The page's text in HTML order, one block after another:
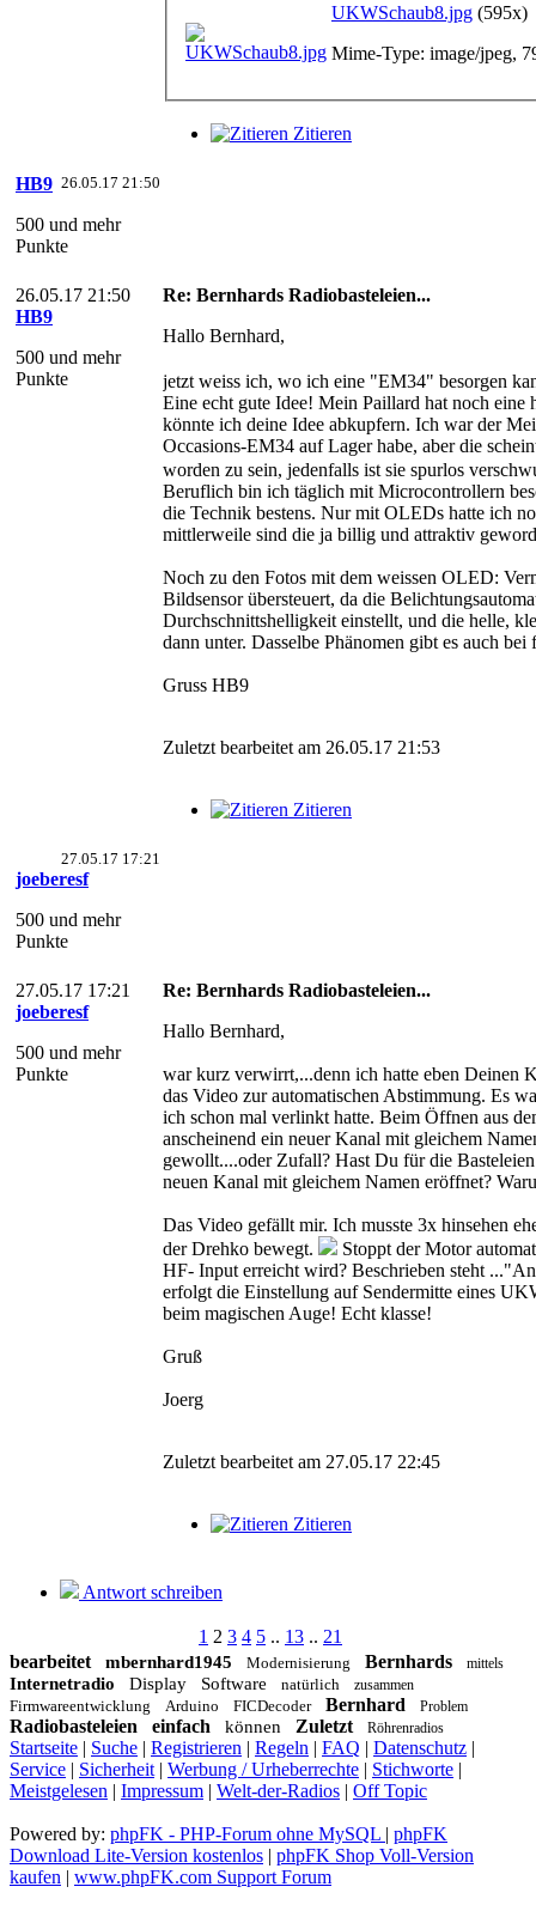
UKWSchaub8.jpg (595x)
Mime-Type: image/jpeg,
Zitieren
26.05.17 21:50
HB9
500 und mehr
Punkte
26.05.17 21:50
HB9
500 und mehr
Punkte
Re: Bernhards Radiobasteleien...
Hallo Bernhard,
jetzt weiss ich, wo ich eine "EM34" besorgen
Eine echt gute Idee! Mein Paillard hat noch eine
könnte ich deine Idee abkupfern. Ich war der
Occasions-EM34 auf Lager habe, aber die
worden zu sein, jedenfalls ist sie spurlos
Beruflich bin ich täglich mit Microcontrollern
die Technik bestens. Nur mit OLEDs hatte ich
mittlerweile sind die ja billig und attraktiv
Noch zu den Fotos mit dem weissen OLED:
Bildsensor übersteuert, da die
Durchschnittshelligkeit einstellt, und die helle,
dann unter. Dasselbe Phänomen gibt es auch
Gruss HB9
Zuletzt bearbeitet am 26.05.17 21:53
Zitieren
27.05.17 17:21
joeberesf
500 und mehr
Punkte
27.05.17 17:21
joeberesf
500 und mehr
Punkte
Re: Bernhards Radiobasteleien...
Hallo Bernhard,
war kurz verwirrt,...denn ich hatte eben Deinen
das Video zur automatischen Abstimmung. Es
ich schon mal verlinkt hatte. Beim Öffnen aus
anscheinend ein neuer Kanal mit gleichem
gewollt....oder Zufall? Hast Du für die
neuen Kanal mit gleichem Namen eröffnet?
Das Video gefällt mir. Ich musste 3x hinsehen
der Drehko bewegt.
Stoppt der Motor
HF- Input erreicht wird? Beschrieben steht
erfolgt die Einstellung auf Sendermitte eines
beim magischen Auge! Echt klasse!
Gruß
Joerg
Zuletzt bearbeitet am 27.05.17 22:45
Zitieren
Antwort schreiben
1 2 3 4 5 .. 13 .. 21
bearbeitet
mbernhard1945 Modernisierung Bernhards mittels
Internetradio Display Software natürlich zusammen
Firmwareentwicklung Arduino FICDecoder Bernhard Problem
Radiobasteleien einfach können Zuletzt Röhrenradios
Startseite | Suche | Registrieren | Regeln | FAQ | Datenschutz |
Service | Sicherheit | Werbung / Urheberrechte | Stichworte |
Meistgelesen | Impressum | Welt-der-Radios | Off Topic
Powered by: phpFK - PHP-Forum ohne MySQL | phpFK
Download Lite-Version kostenlos | phpFK Shop Voll-Version
kaufen | www.phpFK.com Support Forum